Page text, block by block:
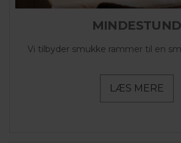
MINDESTUND
Vi tilbyder smukke rammer til en
LÆS MERE